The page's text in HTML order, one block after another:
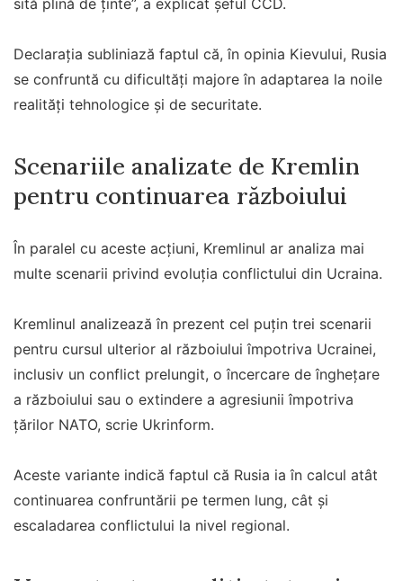
Declarația subliniază faptul că, în opinia Kievului, Rusia
se confruntă cu dificultăți majore în adaptarea la noile
realități tehnologice și de securitate.
Scenariile analizate de Kremlin
pentru continuarea războiului
În paralel cu aceste acțiuni, Kremlinul ar analiza mai
multe scenarii privind evoluția conflictului din Ucraina.
Kremlinul analizează în prezent cel puțin trei scenarii
pentru cursul ulterior al războiului împotriva Ucrainei,
inclusiv un conflict prelungit, o încercare de înghețare
a războiului sau o extindere a agresiunii împotriva
țărilor NATO, scrie Ukrinform.
Aceste variante indică faptul că Rusia ia în calcul atât
continuarea confruntării pe termen lung, cât și
escaladarea conflictului la nivel regional.